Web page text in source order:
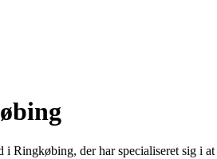
i Ringkøbing, der har specialiseret sig i